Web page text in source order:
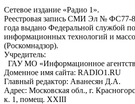
Сетевое издание «Радио 1».
Реестровая запись СМИ Эл № ФС77-
года выдано Федеральной службой
информационных технологий и
(Роскомнадзор).
Учредитель:
ГАУ МО «Информационное
Доменное имя сайта: RADIO1.RU
Главный редактор: Аванесян Д.А.
Адрес: Московская обл., г.
к. 1, помещ. XXIII